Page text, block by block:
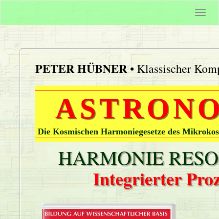
PETER HÜBNER• Klassischer
Die Kosmischen Harmoniegesetze des
HARMONIE
Integrierter